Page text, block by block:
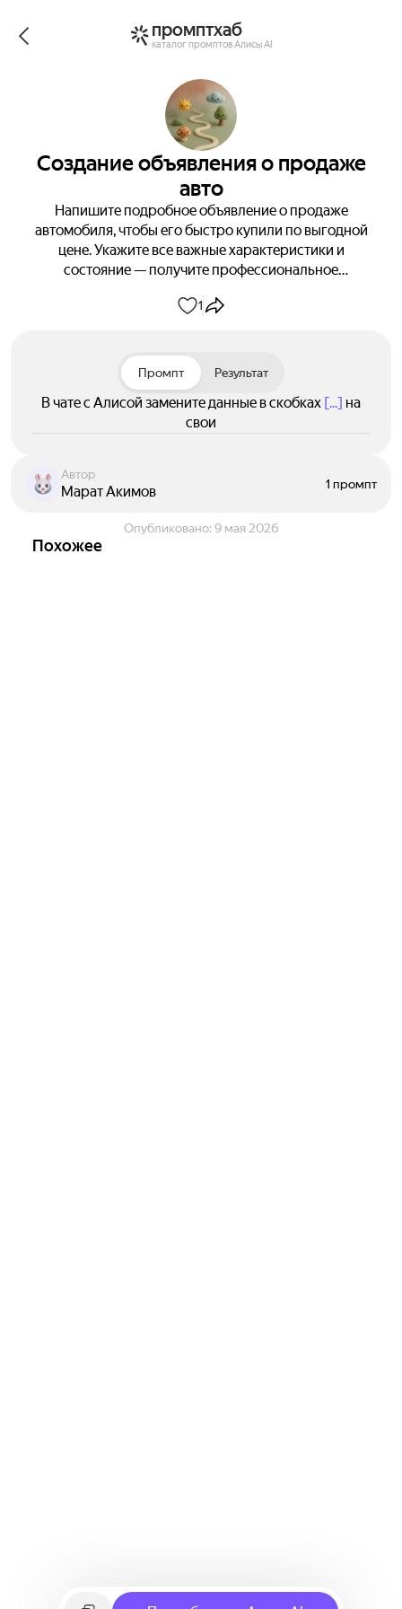
промптхаб
каталог промптов Алисы AI
Создание объявления о продаже
авто
Напишите подробное объявление о продаже
автомобиля, чтобы его быстро купили по выгодной
цене. Укажите все важные характеристики и
состояние — получите профессиональное
1
Промпт Результат
В чате с Алисой замените данные в скобках [...] на
свои
Автор
Марат Акимов 1 промпт
Опубликовано: 9 мая 2026
Похожее